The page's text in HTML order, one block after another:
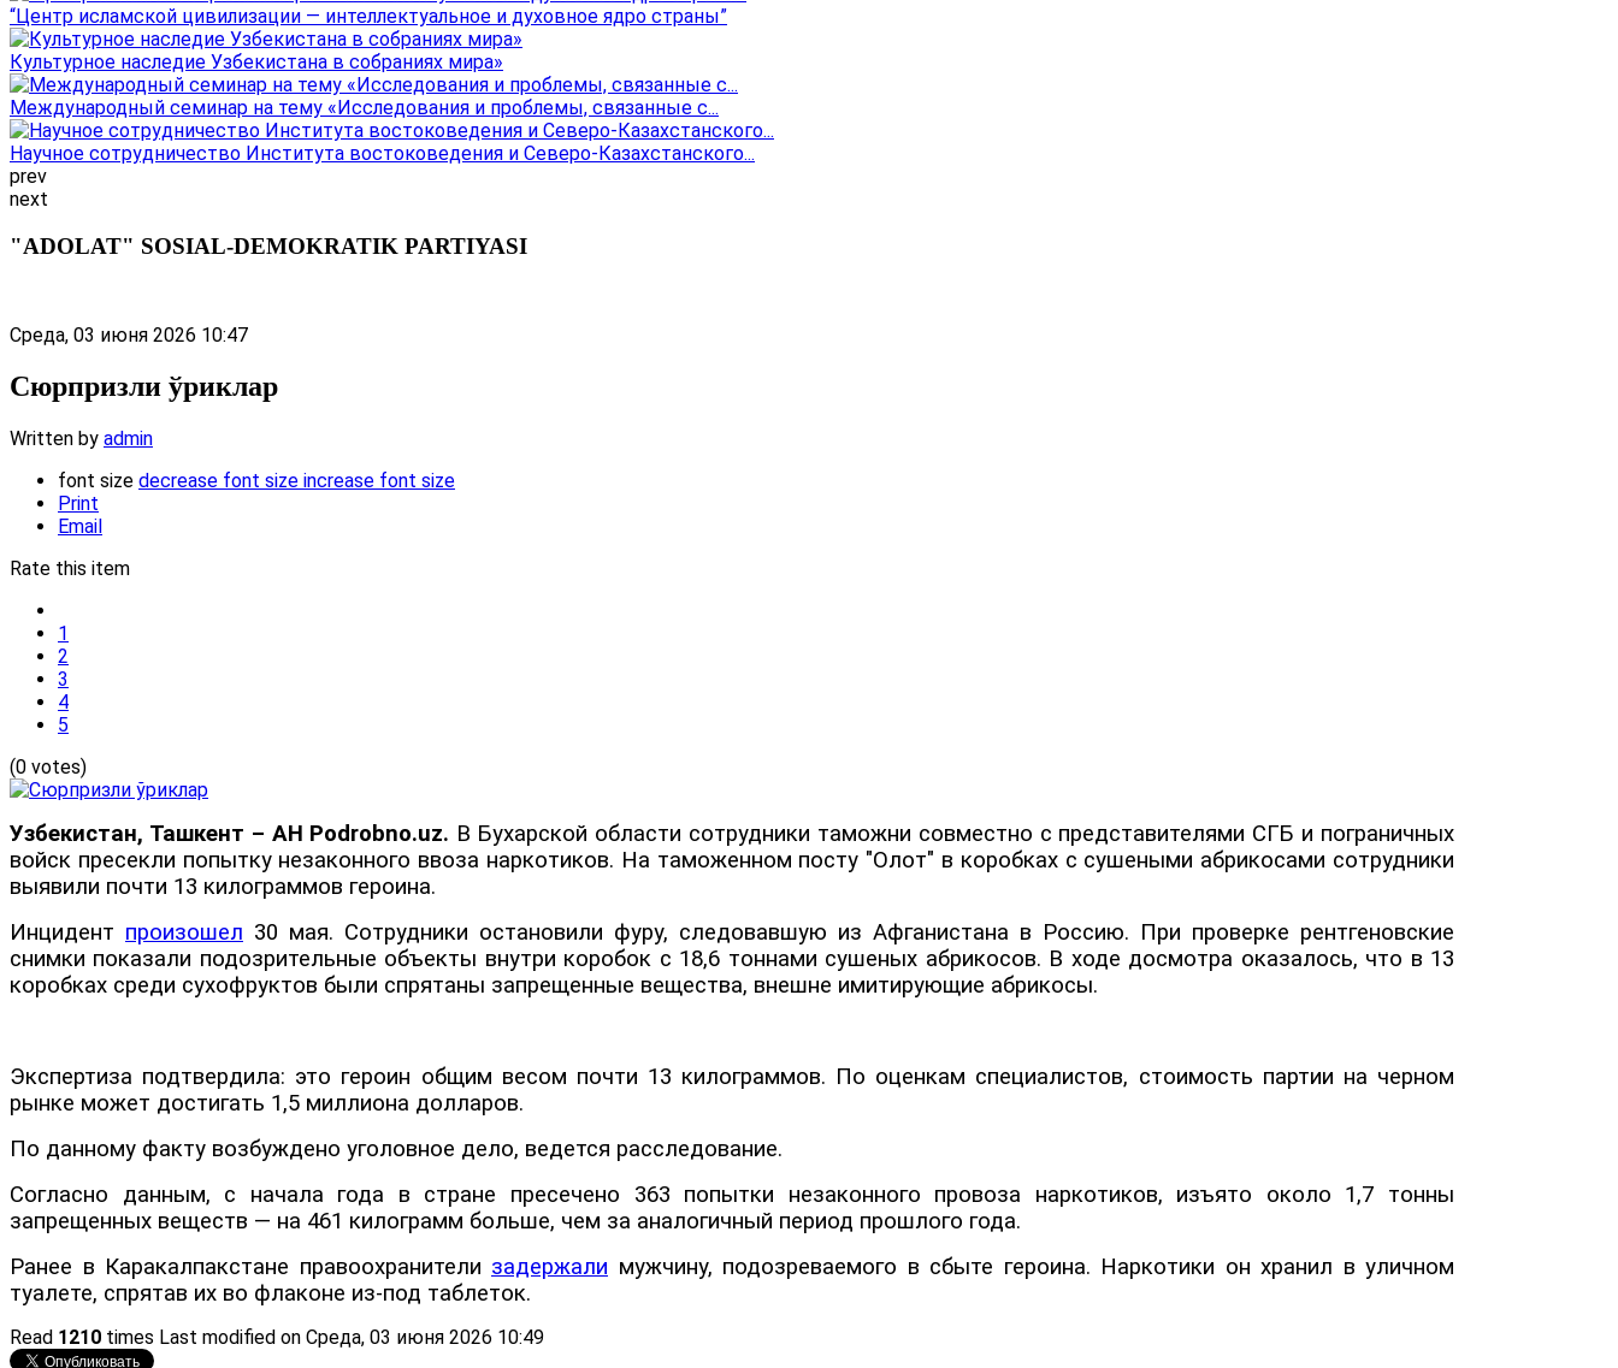
“Центр исламской цивилизации — интеллектуальное и духовное ядро страны”
Культурное наследие Узбекистана в собраниях мира»
Международный семинар на тему «Исследования и проблемы, связанные с...
Научное сотрудничество Института востоковедения и Северо-Казахстанского...
prev
next
"ADOLAT" SOSIAL-DEMOKRATIK PARTIYASI
Среда, 03 июня 2026 10:47
Сюрпризли ўриклар
Written by admin
font size decrease font size increase font size
Print
Email
Rate this item
1
2
3
4
5
(0 votes)
Узбекистан, Ташкент – АН Podrobno.uz. В Бухарской области сотрудники таможни совместно с представителями СГБ и пограничных
войск пресекли попытку незаконного ввоза наркотиков. На таможенном посту "Олот" в коробках с сушеными абрикосами сотрудники
выявили почти 13 килограммов героина.
Инцидент произошел 30 мая. Сотрудники остановили фуру, следовавшую из Афганистана в Россию. При проверке рентгеновские
снимки показали подозрительные объекты внутри коробок с 18,6 тоннами сушеных абрикосов. В ходе досмотра оказалось, что в 13
коробках среди сухофруктов были спрятаны запрещенные вещества, внешне имитирующие абрикосы.
Экспертиза подтвердила: это героин общим весом почти 13 килограммов. По оценкам специалистов, стоимость партии на черном
рынке может достигать 1,5 миллиона долларов.
По данному факту возбуждено уголовное дело, ведется расследование.
Согласно данным, с начала года в стране пресечено 363 попытки незаконного провоза наркотиков, изъято около 1,7 тонны
запрещенных веществ — на 461 килограмм больше, чем за аналогичный период прошлого года.
Ранее в Каракалпакстане правоохранители задержали мужчину, подозреваемого в сбыте героина. Наркотики он хранил в уличном
туалете, спрятав их во флаконе из-под таблеток.
Read 1210 times Last modified on Среда, 03 июня 2026 10:49